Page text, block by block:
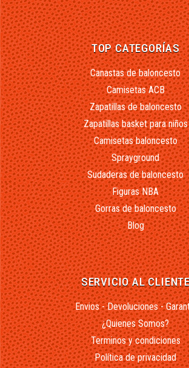
TOP CATEGORÍAS
Canastas de baloncesto
Camisetas ACB
Zapatillas de baloncesto
Zapatillas basket para niños
Camisetas baloncesto
Sprayground
Sudaderas de baloncesto
Figuras NBA
Gorras de baloncesto
Blog
SERVICIO AL
Envios - Devoluciones -
¿Quienes Somos?
Terminos y condiciones
Política de privacidad